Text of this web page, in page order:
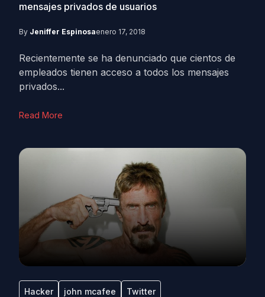
mensajes privados de usuarios
By Jeniffer Espinosaenero 17, 2018
Recientemente se ha denunciado que cientos de
empleados tienen acceso a todos los mensajes
privados...
Read More
Hacker john mcafee Twitter